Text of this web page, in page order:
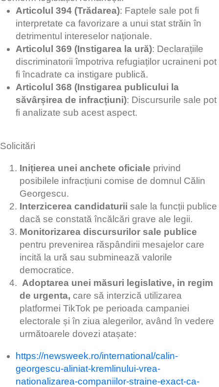
Articolul 394 (Trădarea): Faptele sale pot fi
interpretate ca favorizare a unui stat străin în
detrimentul intereselor naționale.
Articolul 369 (Instigarea la ură): Declarațiile
discriminatorii împotriva refugiaților ucraineni pot
fi încadrate ca instigare publică.
Articolul 368 (Instigarea publicului la
săvârșirea de infracțiuni): Discursurile sale pot
fi analizate sub acest aspect.
Solicitări
Inițierea unei anchete oficiale privind
posibilele infracțiuni comise de domnul Călin
Georgescu.
Interzicerea candidaturii sale la funcții publice
dacă se constată încălcări grave ale legii.
Monitorizarea discursurilor sale publice
pentru prevenirea răspândirii mesajelor care
incită la ură sau subminează valorile
democratice.
Adoptarea unei măsuri legislative, in regim
de urgenta, care să interzică utilizarea
platformei TikTok pe perioada campaniei
electorale și în ziua alegerilor, având în vedere
următoarele dovezi atașate:
https://newsweek.ro/international/calin-
georgescu-aliniat-kremlinului-vrea-
nationalizarea-companiilor-straine-exact-ca-